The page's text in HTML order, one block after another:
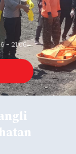
- 21:06